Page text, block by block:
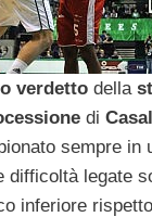
verdetto della
di
sempre in
difficoltà legate
inferiore